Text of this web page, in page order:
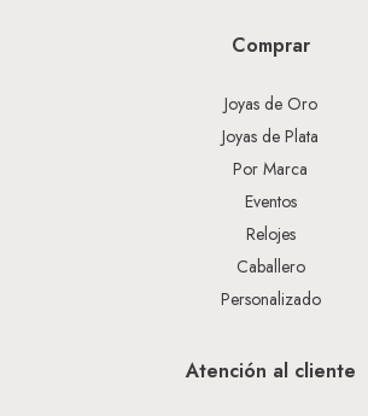
Comprar
Joyas de Oro
Joyas de Plata
Por Marca
Eventos
Relojes
Caballero
Personalizado
Atención al cliente